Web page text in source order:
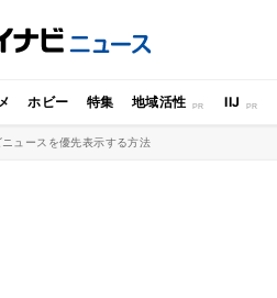
ホビー 特集 地域活性 IIJ
ュースを優先表示する方法